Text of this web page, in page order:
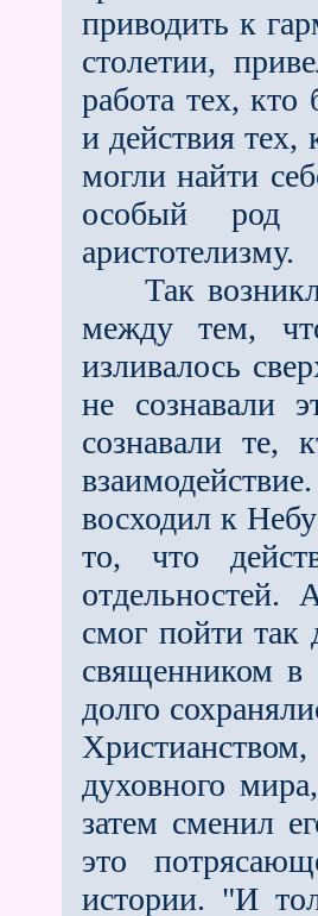
приводить к
столетии,
работа тех,
и действия тех,
мо­гли найти
особый род
аристотелизму.
Так
между тем,
изливалось
не сознавали
сознавали те,
восходил к
то, что
смог пойти так
священником в
долго
духовного
затем сменил
это
истории. "И